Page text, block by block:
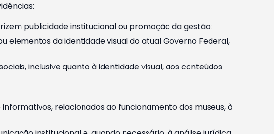
publicidade institucional ou promoção da gestão;
elementos da identidade visual do atual Governo Federal,
inclusive quanto à identidade visual, aos conteúdos
relacionados ao funcionamento dos museus, à